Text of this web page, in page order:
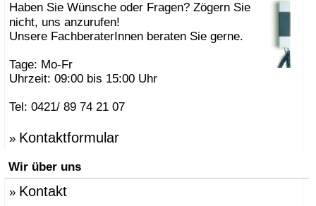
Haben Sie Wünsche oder Fragen? Zögern Sie
nicht, uns anzurufen!
Unsere FachberaterInnen beraten Sie gerne.
Tage: Mo-Fr
Uhrzeit: 09:00 bis 15:00 Uhr
Tel: 0421/ 89 74 21 07
» Kontaktformular
Wir über uns
» Kontakt